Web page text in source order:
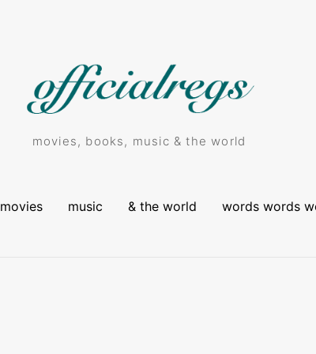
movies, books, music & the world
movies music & the world words words